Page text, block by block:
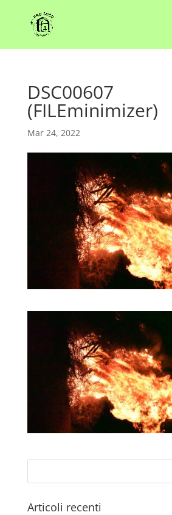
DSC00607
(FILEminimizer)
Mar 24, 2022
Articoli recenti